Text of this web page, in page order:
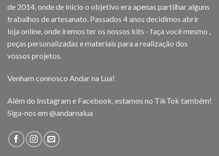
de 2014, onde de inicio o objetivo era apenas partilhar alguns
trabalhos de artesanato. Passados 4 anos decidimos abrir
loja online, onde iremos ter os nossos kits - faça você mesmo ,
peças personalizadas e materiais para a realização dos
vossos projetos.
Venham connosco Andar na Lua!
Além do Instagram e Facebook, estamos no TikTok também!
Siga-nos em @andarnalua